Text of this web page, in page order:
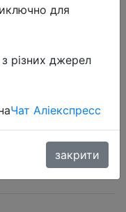
Control
Smart TV
для
різних джерел
Чат Аліекспресс
закрити